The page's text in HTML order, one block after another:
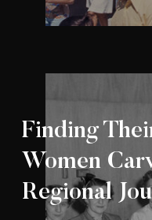
Finding
Women
Regional